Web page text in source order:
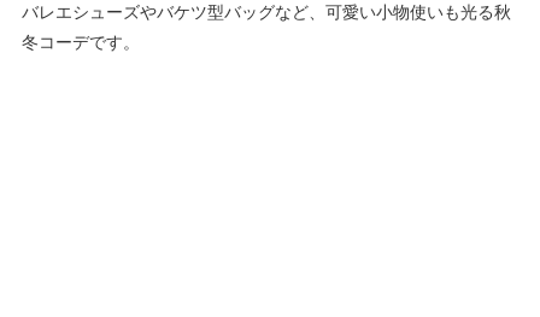
バレエシューズやバケツ型バッグなど、可愛い小物使いも光る秋
冬コーデです。